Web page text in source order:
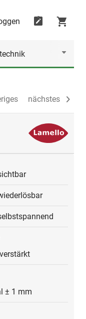
nächstes
nächstes
± 1 mm